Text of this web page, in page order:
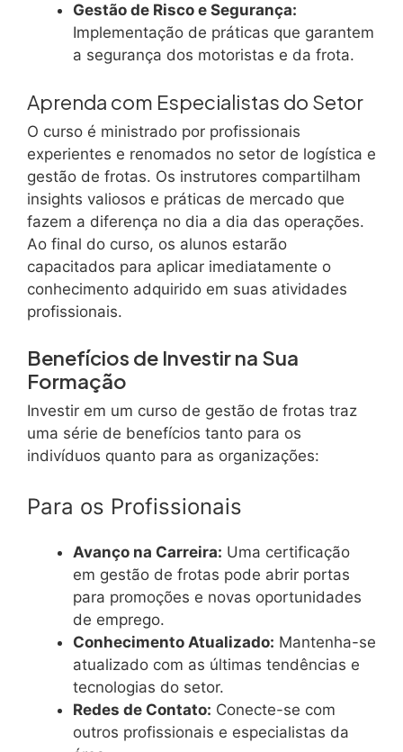
Gestão de Risco e Segurança:
Implementação de práticas que garantem
a segurança dos motoristas e da frota.
Aprenda com Especialistas do Setor
O curso é ministrado por profissionais
experientes e renomados no setor de logística e
gestão de frotas. Os instrutores compartilham
insights valiosos e práticas de mercado que
fazem a diferença no dia a dia das operações.
Ao final do curso, os alunos estarão
capacitados para aplicar imediatamente o
conhecimento adquirido em suas atividades
profissionais.
Benefícios de Investir na Sua
Formação
Investir em um curso de gestão de frotas traz
uma série de benefícios tanto para os
indivíduos quanto para as organizações:
Para os Profissionais
Avanço na Carreira: Uma certificação
em gestão de frotas pode abrir portas
para promoções e novas oportunidades
de emprego.
Conhecimento Atualizado: Mantenha-se
atualizado com as últimas tendências e
tecnologias do setor.
Redes de Contato: Conecte-se com
outros profissionais e especialistas da